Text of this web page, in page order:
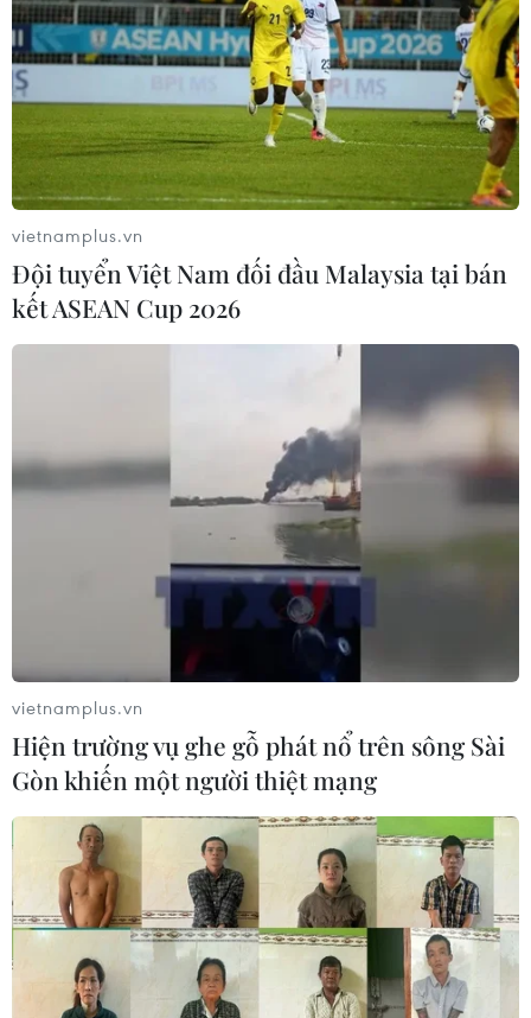
Mỹ thông báo nới lỏng trừng phạt với
ngành dầu khí của Venezuela
Bộ Tài chính Mỹ nêu rõ trước những diễn biến tích cực
tại Venezuela, bộ đã cho phép tiến hành các giao dịch
liên quan đến lĩnh vực dầu khí, vàng của Venezuela.
vietnamplus.vn
Đội tuyển Việt Nam đối đầu Malaysia tại bán
kết ASEAN Cup 2026
vietnamplus.vn
Hiện trường vụ ghe gỗ phát nổ trên sông Sài
Gòn khiến một người thiệt mạng